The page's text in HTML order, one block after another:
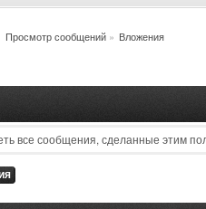
Просмотр сообщений» Вложения
все сообщения, сделанные этим